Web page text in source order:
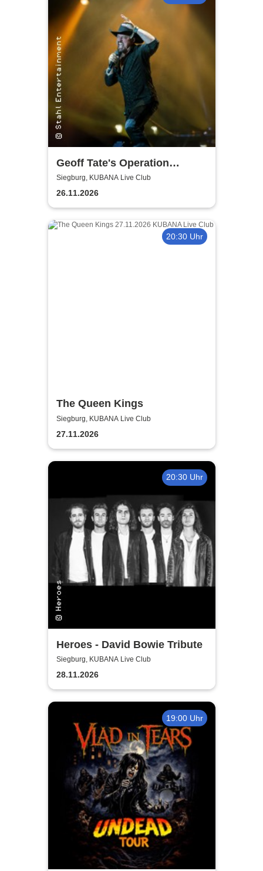
Geoff Tate's Operation
Mindcrime - The Final
Chapter
Siegburg, KUBANA Live Club
26.11.2026
20:30 Uhr
The Queen Kings
Siegburg, KUBANA Live Club
27.11.2026
20:30 Uhr
Heroes - David Bowie Tribute
Siegburg, KUBANA Live Club
28.11.2026
19:00 Uhr